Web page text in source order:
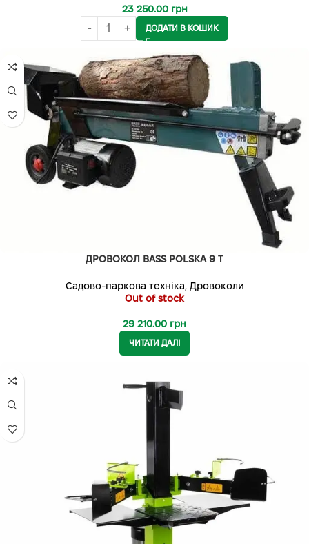
23 250.00 грн
ДОДАТИ В КОШИК
ДРОВОКОЛ BASS POLSKA 9 Т
Садово-паркова техніка, Дровоколи
Out of stock
29 210.00 грн
ЧИТАТИ ДАЛІ